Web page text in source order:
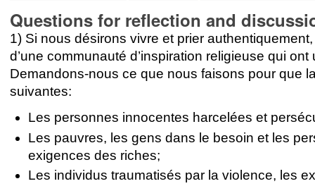
Questions for reflection and
1) Si nous désirons vivre et prier
d’une communauté d’inspiration religieuse qui
Demandons-nous ce que nous faisons pour que
suivantes:
Les personnes innocentes harcelées et
Les pauvres, les gens dans le besoin et les
exigences des riches;
Les individus traumatisés par la violence, les